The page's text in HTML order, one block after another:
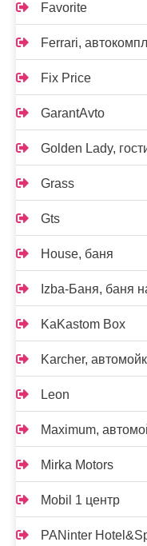
Favorite
Ferrari,
Fix Price
GarantAvto
Golden Lady,
Grass
Gts
House, баня
Izba-Баня, баня
KaKastom Box
Karcher,
Leon
Maximum,
Mirka Motors
Mobil 1 центр
PANinter